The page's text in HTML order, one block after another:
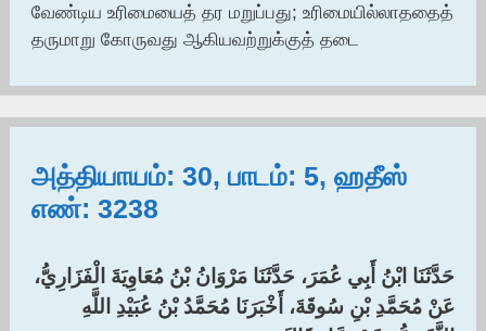
வேண்டிய உரிமையைத் தர மறுப்பது; உரிமையில்லாததைத்
தருமாறு கோருவது ஆகியவற்றுக்குத் தடை
அத்தியாயம்: 30, பாடம்: 5, ஹதீஸ்
எண்: 3238
حَدَّثَنَا ابْنُ أَبِي عُمَرَ، حَدَّثَنَا مَرْوَانُ بْنُ مُعَاوِيَةَ الْفَزَارِيُّ،
عَنْ مُحَمَّدِ بْنِ سُوقَةَ، أَخْبَرَنَا مُحَمَّدُ بْنُ عُبَيْدِ اللَّهِ